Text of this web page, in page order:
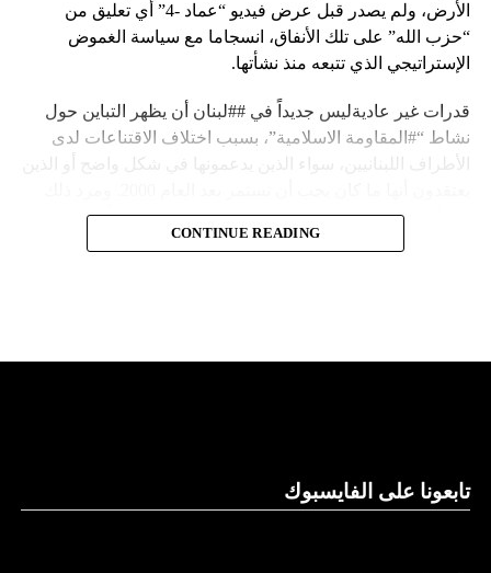
الأرض، ولم يصدر قبل عرض فيديو “عماد -4” أي تعليق من
“حزب الله” على تلك الأنفاق، انسجاما مع سياسة الغموض
الإستراتيجي الذي تتبعه منذ نشأتها.
قدرات غير عاديةليس جديداً في ##لبنان أن يظهر التباين حول
نشاط “#المقاومة الاسلامية”، بسبب اختلاف الاقتناعات لدى
الأطراف اللبنانيين، سواء الذين يدعمونها في شكل واضح أو الذين
إلى أن المقاومة ضد الاحتلال الإسرائيلي لم تكن يوماً محط
إجماع داخلي، وإن كانت القوى اللبنانية المؤمنة بالصراع ضد
النهار
CONTINUE READING
تابعونا على الفايسبوك